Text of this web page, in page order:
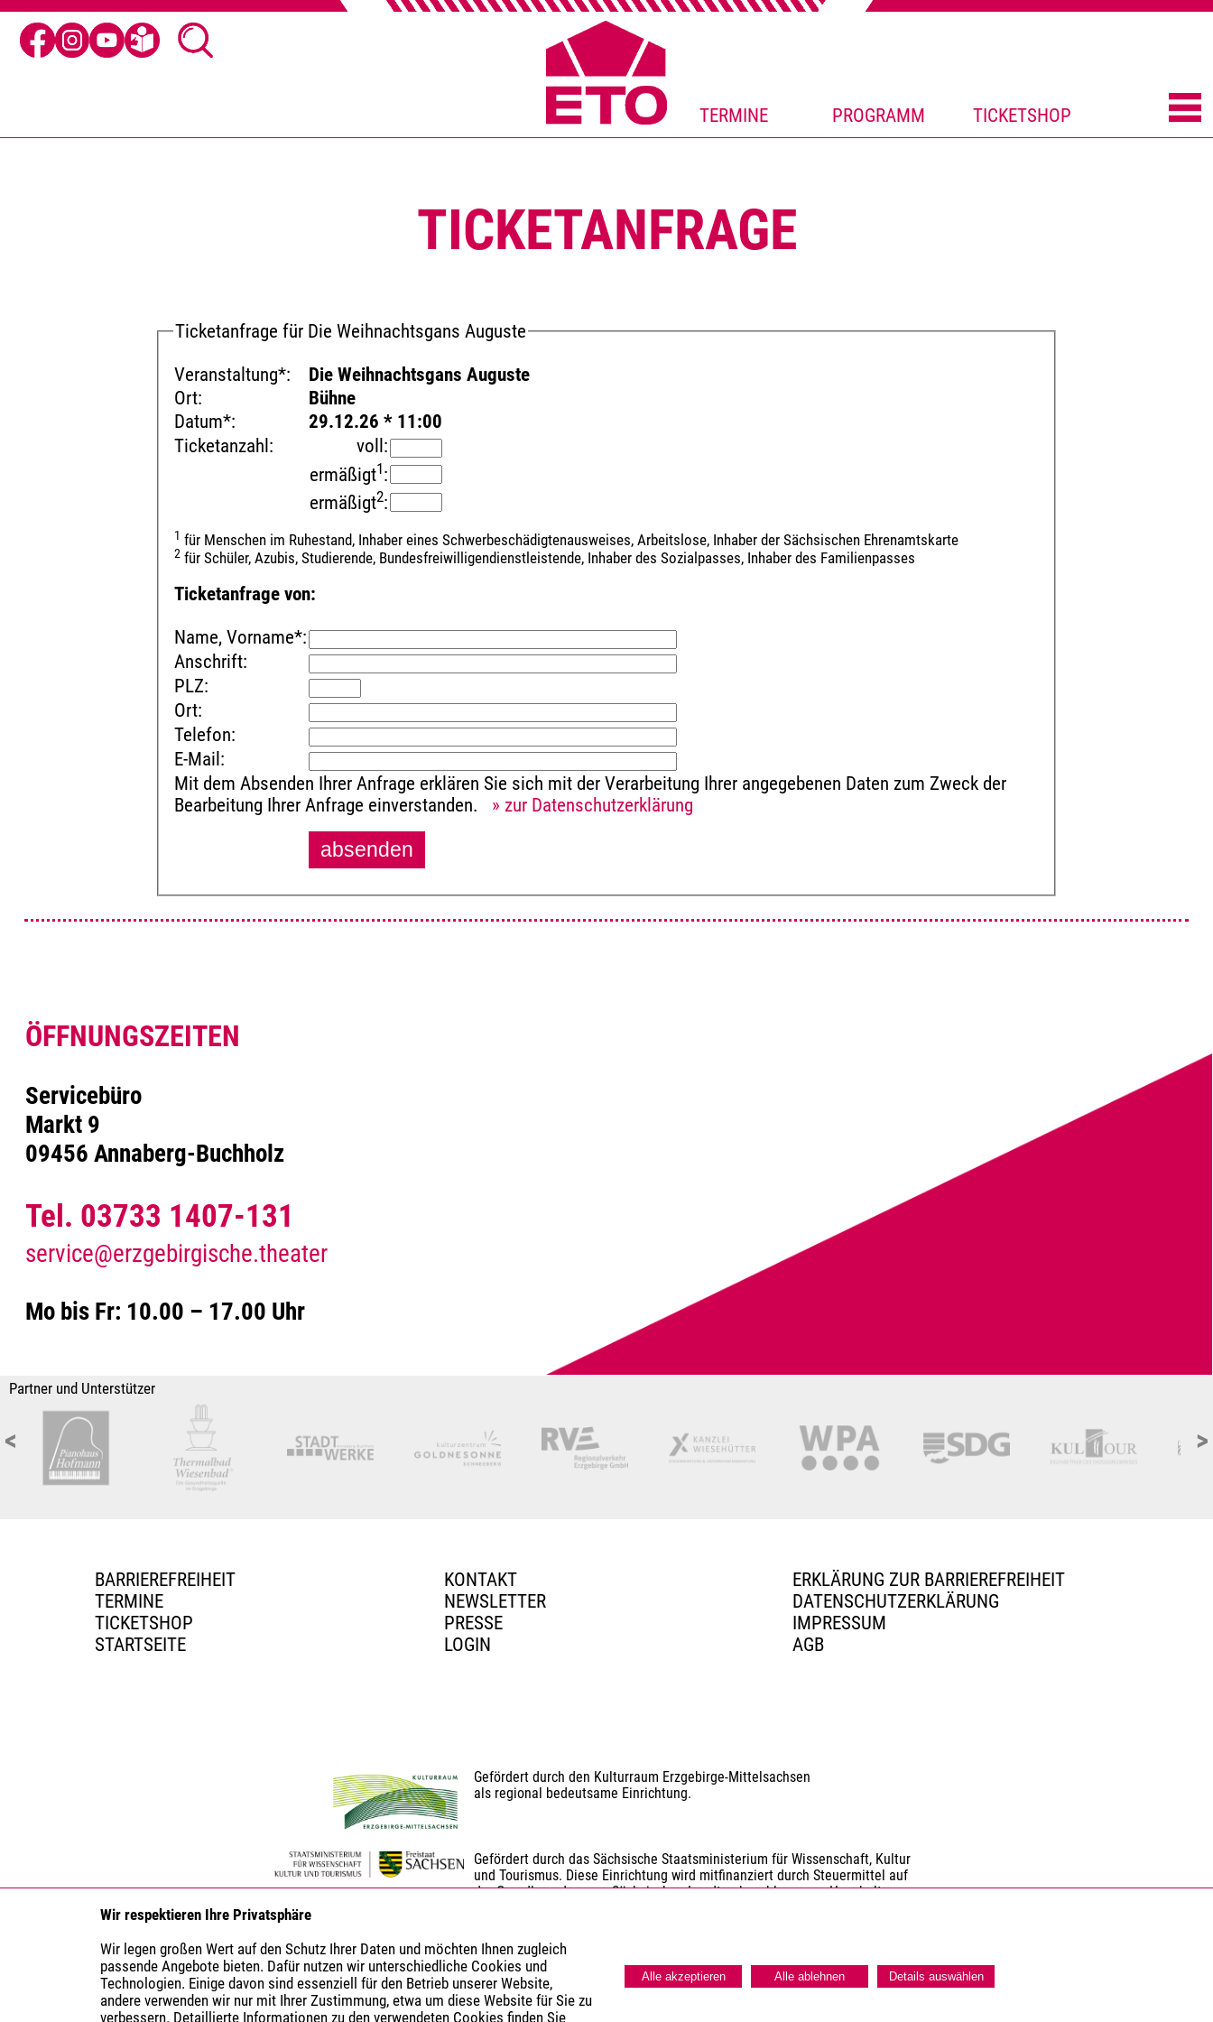
TERMINE PROGRAMM TICKETSHOP
Wir respektieren Ihre Privatsphäre
Wir legen großen Wert auf den Schutz Ihrer Daten und möchten Ihnen zugleich
passende Angebote bieten. Dafür nutzen wir unterschiedliche Cookies und
Technologien. Einige davon sind essenziell für den Betrieb unserer Website,
andere verwenden wir nur mit Ihrer Zustimmung, etwa um diese Website für Sie zu
verbessern. Detaillierte Informationen zu den verwendeten Cookies finden Sie
Alle akzeptieren Alle ablehnen Details auswählen
TICKETANFRAGE
Ticketanfrage für Die Weihnachtsgans Auguste
Veranstaltung*:
Die Weihnachtsgans Auguste
Ort:
Bühne
Datum*:
29.12.26 * 11:00
Ticketanzahl:
voll:
ermäßigt1:
ermäßigt2:
1 für Menschen im Ruhestand, Inhaber eines Schwerbeschädigtenausweises, Arbeitslose, Inhaber der Sächsischen Ehrenamtskarte
2für Schüler, Azubis, Studierende, Bundesfreiwilligendienstleistende, Inhaber des Sozialpasses, Inhaber des Familienpasses
Ticketanfrage von:
Name, Vorname*:
Anschrift:
PLZ:
Ort:
Telefon:
E-Mail:
Mit dem Absenden Ihrer Anfrage erklären Sie sich mit der Verarbeitung Ihrer angegebenen Daten zum Zweck der
Bearbeitung Ihrer Anfrage einverstanden. » zur Datenschutzerklärung
ÖFFNUNGSZEITEN
Servicebüro
Markt 9
09456 Annaberg-Buchholz
Tel. 03733 1407-131
service@erzgebirgische.theater
Mo bis Fr: 10.00 – 17.00 Uhr
Partner und Unterstützer
< >
BARRIEREFREIHEIT
TERMINE
TICKETSHOP
STARTSEITE
KONTAKT
NEWSLETTER
PRESSE
LOGIN
ERKLÄRUNG ZUR BARRIEREFREIHEIT
DATENSCHUTZERKLÄRUNG
IMPRESSUM
AGB
Gefördert durch den Kulturraum Erzgebirge-Mittelsachsen
als regional bedeutsame Einrichtung.
Gefördert durch das Sächsische Staatsministerium für Wissenschaft, Kultur
und Tourismus. Diese Einrichtung wird mitfinanziert durch Steuermittel auf
der Grundlage des vom Sächsischen Landtag beschlossenen Haushaltes.
Gefördert durch den Landkreis Erzgebirgskreis.